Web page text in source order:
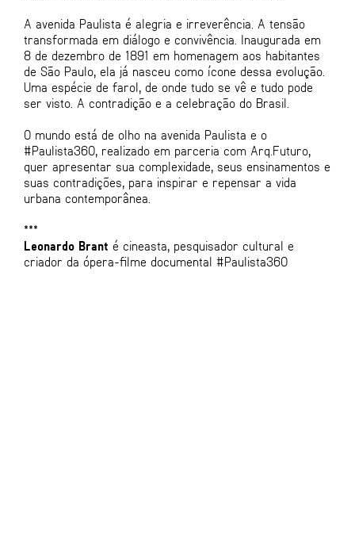
A avenida Paulista é alegria e irreverência. A tensão
transformada em diálogo e convivência. Inaugurada em
8 de dezembro de 1891 em homenagem aos habitantes
de São Paulo, ela já nasceu como ícone dessa evolução.
Uma espécie de farol, de onde tudo se vê e tudo pode
ser visto. A contradição e a celebração do Brasil.
O mundo está de olho na avenida Paulista e o
#Paulista360, realizado em parceria com Arq.Futuro,
quer apresentar sua complexidade, seus ensinamentos e
suas contradições, para inspirar e repensar a vida
urbana contemporânea.
***
Leonardo Brant é cineasta, pesquisador cultural e
criador da ópera-filme documental #Paulista360